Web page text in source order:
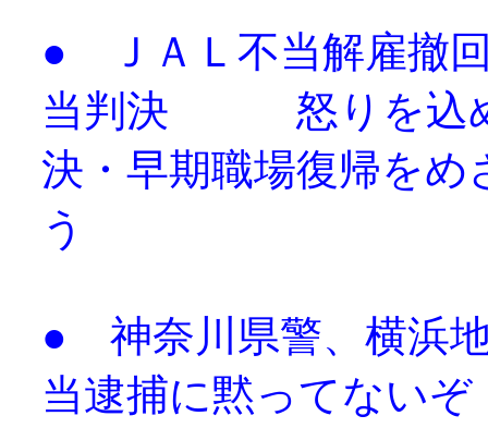
● ＪＡＬ不当解雇撤
当判決 怒りを込め
決・早期職場復帰を
う
● 神奈川県警、横浜
当逮捕に黙ってない